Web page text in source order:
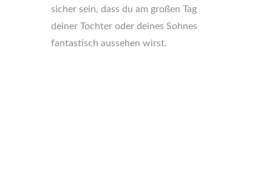
sicher sein, dass du am großen Tag
deiner Tochter oder deines Sohnes
fantastisch aussehen wirst.